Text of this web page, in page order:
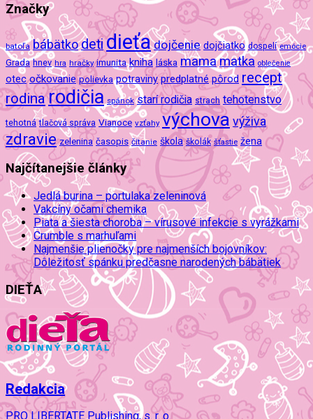
Značky
batoľa bábätkodetidieťa dojčenie dojčiatko dospelí emócie
Grada hnev hra hračky imunita kniha láska mamamatka oblečenie
otec očkovanie polievka potraviny predplatné pôrod recept
rodinarodičia spánok starí rodičia strach tehotenstvo
tehotná tlačová správa Vianoce vzťahy výchova výživa
zdravie zelenina časopis čítanie škola školák šťastie žena
Najčítanejšie články
Jedlá burina – portulaka zeleninová
Vakcíny očami chemika
Piata a šiesta choroba – vírusové infekcie s vyrážkami
Crumble s marhuľami
Najmenšie plienočky pre najmenších bojovníkov:
Dôležitosť spánku predčasne narodených bábätiek
DIEŤA
Redakcia
PRO LIBERTATE Publishing, s. r. o.